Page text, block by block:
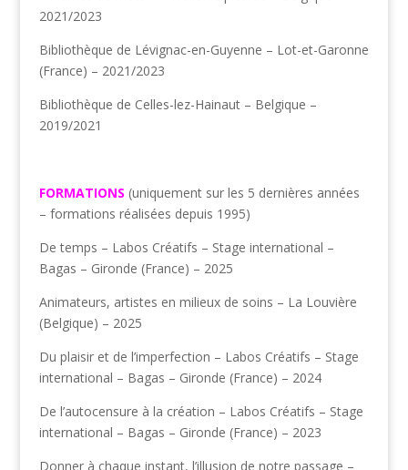
2021/2023
Bibliothèque de Lévignac-en-Guyenne – Lot-et-Garonne
(France) – 2021/2023
Bibliothèque de Celles-lez-Hainaut – Belgique –
2019/2021
FORMATIONS (uniquement sur les 5 dernières années
– formations réalisées depuis 1995)
De temps – Labos Créatifs – Stage international –
Bagas – Gironde (France) – 2025
Animateurs, artistes en milieux de soins – La Louvière
(Belgique) – 2025
Du plaisir et de l’imperfection – Labos Créatifs – Stage
international – Bagas – Gironde (France) – 2024
De l’autocensure à la création – Labos Créatifs – Stage
international – Bagas – Gironde (France) – 2023
Donner à chaque instant, l’illusion de notre passage –